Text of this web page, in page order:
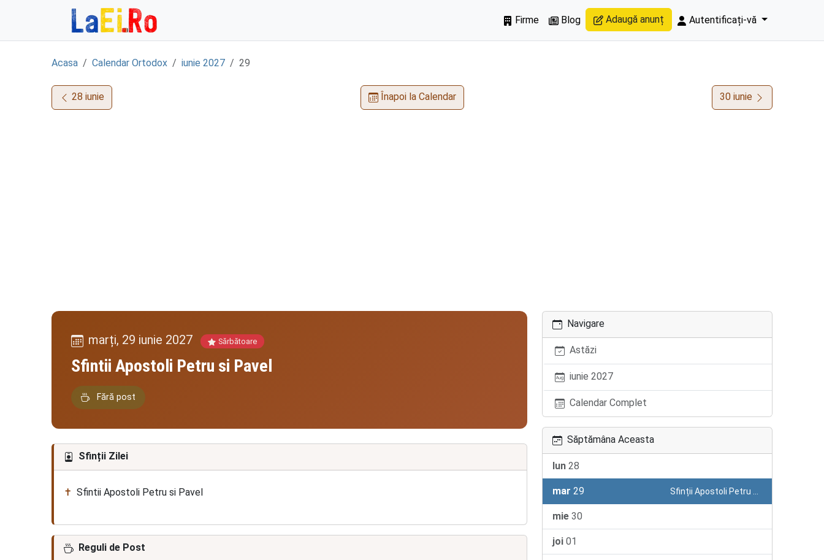
Firme
Blog Adaugă anunț Autentificați-vă
Acasa Calendar Ortodox iunie 2027 29
28 iunie Înapoi la Calendar 30 iunie
marți, 29 iunie 2027 Sărbătoare
Sfintii Apostoli Petru si Pavel
Fără post
Sfinții Zilei
Sfintii Apostoli Petru si Pavel
Reguli de Post
Navigare
Astăzi
iunie 2027
Calendar Complet
Săptămâna Aceasta
lun 28
mar 29
mie 30
joi 01